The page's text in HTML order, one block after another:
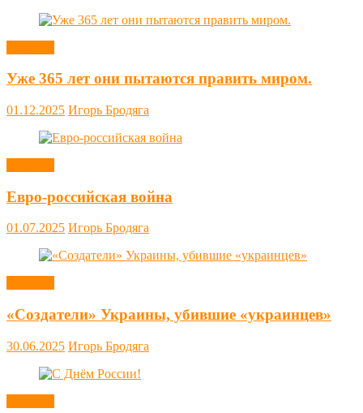
Уже 365 лет они пытаются править миром.
01.12.2025 Игорь Бродяга
Евро-российская война
01.07.2025 Игорь Бродяга
«Создатели» Украины, убившие «украинцев»
30.06.2025 Игорь Бродяга